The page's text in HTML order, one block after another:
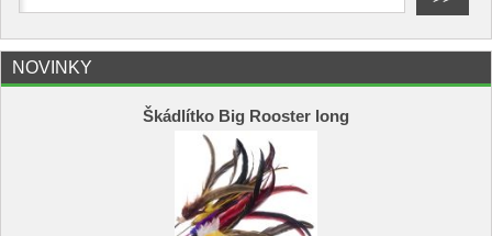
NOVINKY
Škádlítko Big Rooster long